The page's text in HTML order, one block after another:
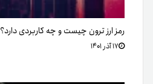
رمز ارز ترون چیست و چه کاربردی دارد؟
۱۷ آذر ۱۴۰۱